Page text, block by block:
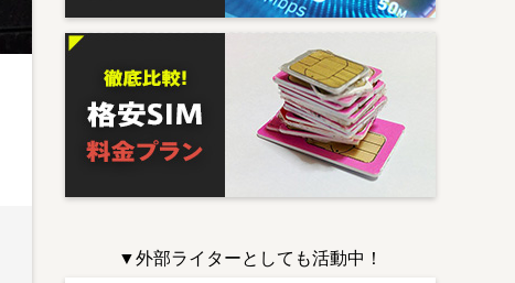
▼外部ライターとしても活動中！